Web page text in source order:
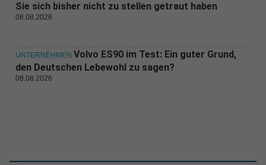
Sie sich bisher nicht zu stellen getraut haben
08.08.2026
UNTERNEHMEN Volvo ES90 im Test: Ein guter Grund,
den Deutschen Lebewohl zu sagen?
08.08.2026